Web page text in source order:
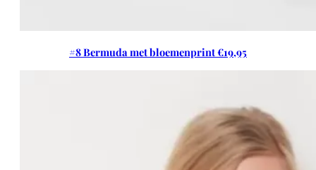
#8 Bermuda met bloemenprint €19,95